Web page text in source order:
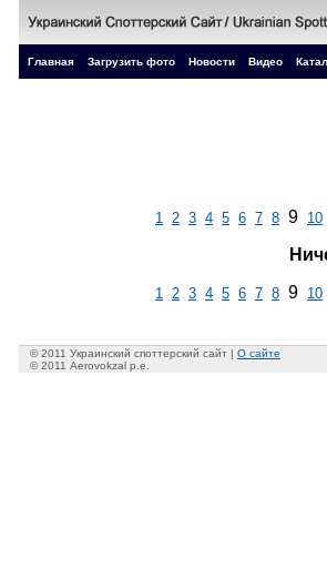
Главная Загрузить фото Новости Видео
1 2 3 4 5 6 7 8 9 10
1 2 3 4 5 6 7 8 9 10
© 2011 Украинский споттерский сайт | О сайте
© 2011 Aerovokzal p.e.